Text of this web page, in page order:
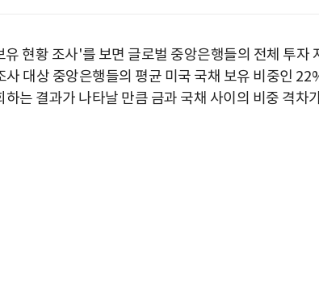
유 현황 조사'를 보면 글로벌 중앙은행들의 전체 투자
사 대상 중앙은행들의 평균 미국 국채 보유 비중인
는 결과가 나타날 만큼 금과 국채 사이의 비중 격차